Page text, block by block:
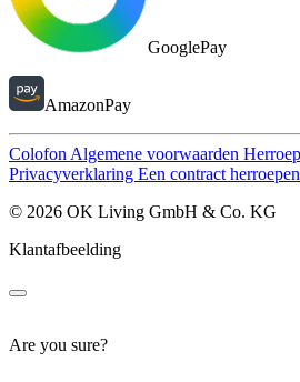
GooglePay
AmazonPay
ColofonAlgemene voorwaarden
Privacyverklaring Een contract herroepen
© 2026 OK Living GmbH & Co. KG
Klantafbeelding
Are you sure?